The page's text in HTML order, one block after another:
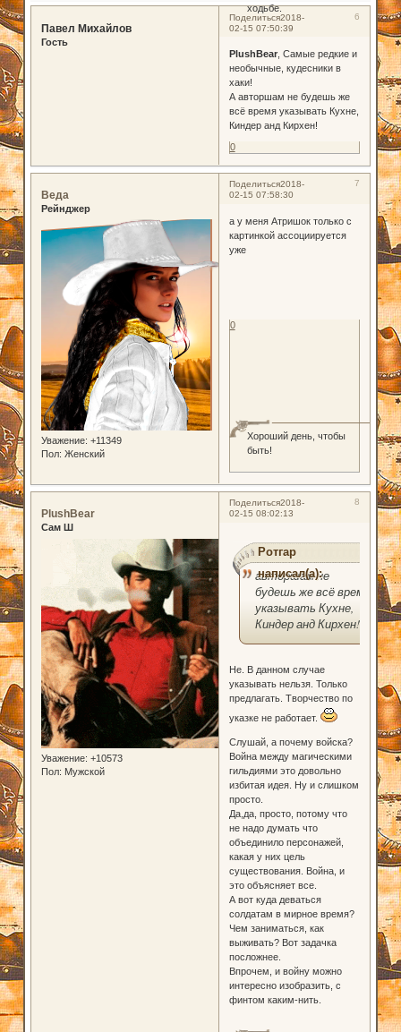
ходьбе.
Поделиться 6
2018-
02-15 07:50:39
Павел Михайлов
Гость
PlushBear, Самые редкие и
необычные, кудесники в
хаки!
А авторшам не будешь же
всё время указывать Кухне,
Киндер анд Кирхен!
0
Поделиться 7
2018-
02-15 07:58:30
Веда
Рейнджер
Уважение: +11349
Пол: Женский
а у меня Атришок только с
картинкой ассоциируется
уже
Хороший день, чтобы
быть!
0
Поделиться 8
2018-
02-15 08:02:13
PlushBear
Сам Ш
Уважение: +10573
Пол: Мужской
Ротгар
написал(а):
авторшам не
будешь же всё время
указывать Кухне,
Киндер анд Кирхен!
Не. В данном случае
указывать нельзя. Только
предлагать. Творчество по
указке не работает.
Слушай, а почему войска?
Война между магическими
гильдиями это довольно
избитая идея. Ну и слишком
просто.
Да,да, просто, потому что
не надо думать что
объединило персонажей,
какая у них цель
существования. Война, и
это объясняет все.
А вот куда деваться
солдатам в мирное время?
Чем заниматься, как
выживать? Вот задачка
посложнее.
Впрочем, и войну можно
интересно изобразить, с
финтом каким-нить.